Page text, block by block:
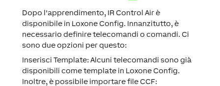
Dopo l'apprendimento, IR Control Air è
disponibile in Loxone Config. Innanzitutto, è
necessario definire telecomandi o comandi. Ci
sono due opzioni per questo:
Inserisci Template: Alcuni telecomandi sono già
disponibili come template in Loxone Config.
Inoltre, è possibile importare file CCF: